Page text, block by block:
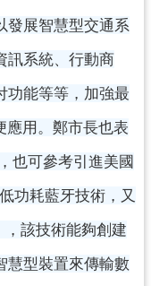
發展智慧型交通系
訊系統、行動商
功能等等，加強最
應用。鄭市長也表
也可參考引進美國
功耗藍牙技術，又
，該技術能夠創建
慧型裝置來傳輸數